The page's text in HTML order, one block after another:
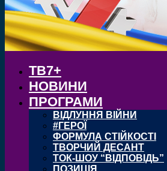
ТВ7+
НОВИНИ
ПРОГРАМИ
ВІДЛУННЯ ВІЙНИ
#ГЕРОЇ
ФОРМУЛА СТІЙКОСТІ
ТВОРЧИЙ ДЕСАНТ
ТОК-ШОУ “ВІДПОВІДЬ”
ПОЗИЦІЯ